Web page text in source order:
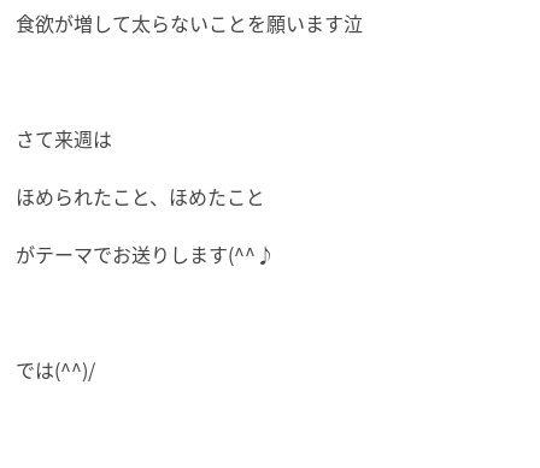
食欲が増して太らないことを願います泣
さて来週は
ほめられたこと、ほめたこと
がテーマでお送りします(^^♪
では(^^)/